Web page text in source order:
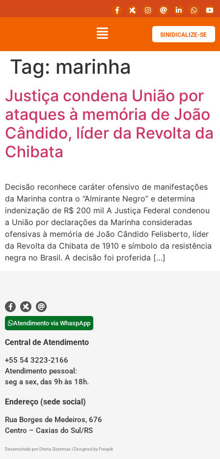
SINIDICALIZE-SE
Tag: marinha
Justiça condena União por
ataques à memória de João
Cândido, líder da Revolta da
Chibata
Decisão reconhece caráter ofensivo de manifestações
da Marinha contra o “Almirante Negro” e determina
indenização de R$ 200 mil A Justiça Federal condenou
a União por declarações da Marinha consideradas
ofensivas à memória de João Cândido Felisberto, líder
da Revolta da Chibata de 1910 e símbolo da resistência
negra no Brasil. A decisão foi proferida […]
Atendimento via WhaspApp
Central de Atendimento
+55 54 3223-2166
Atendimento pessoal:
seg a sex, das 9h às 18h.
Endereço (sede social)
Rua Borges de Medeiros, 676
Centro – Caxias do Sul/RS
Desenvolvido por Direta Sistemas Designed by Freepik